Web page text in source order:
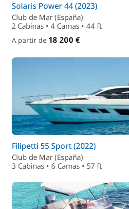
Solaris Power 44 (2023)
Club de Mar (España)
2 Cabinas • 4 Camas • 44 ft
A partir de 18 200 €
Filipetti 55 Sport (2022)
Club de Mar (España)
3 Cabinas • 6 Camas • 57 ft